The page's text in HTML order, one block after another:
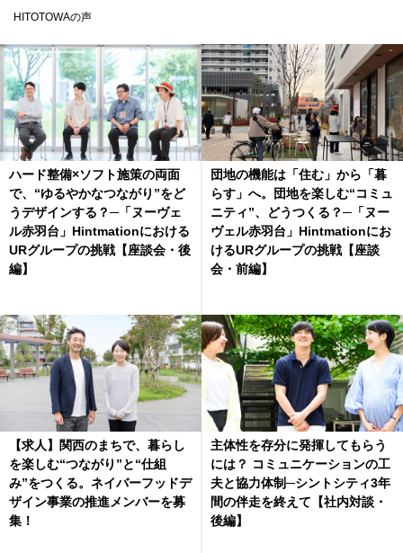
HITOTOWAの声
ハード整備×ソフト施策の両面
で、“ゆるやかなつながり”をど
うデザインする？─「ヌーヴェ
ル赤羽台」Hintmationにおける
URグループの挑戦【座談会・後
編】
団地の機能は「住む」から「暮
らす」へ。団地を楽しむ“コミュ
ニティ”、どうつくる？─「ヌー
ヴェル赤羽台」Hintmationにお
けるURグループの挑戦【座談
会・前編】
【求人】関西のまちで、暮らし
を楽しむ“つながり”と“仕組
み”をつくる。ネイバーフッドデ
ザイン事業の推進メンバーを募
集！
主体性を存分に発揮してもらう
には？ コミュニケーションの工
夫と協力体制─シントシティ3年
間の伴走を終えて【社内対談・
後編】